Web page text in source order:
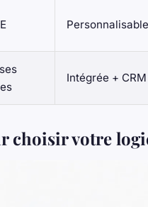
Personnalisable
Intégrée + CRM
choisir votre